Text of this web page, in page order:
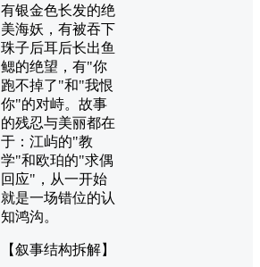
有银金色长发的绝
美海妖，有被吞下
珠子后耳后长出鱼
鳃的绝望，有"你
跑不掉了"和"我恨
你"的对峙。故事
的残忍与美丽都在
于：江屿的"教
学"和欧珀的"求偶
回应"，从一开始
就是一场错位的认
知鸿沟。
【叙事结构拆解】